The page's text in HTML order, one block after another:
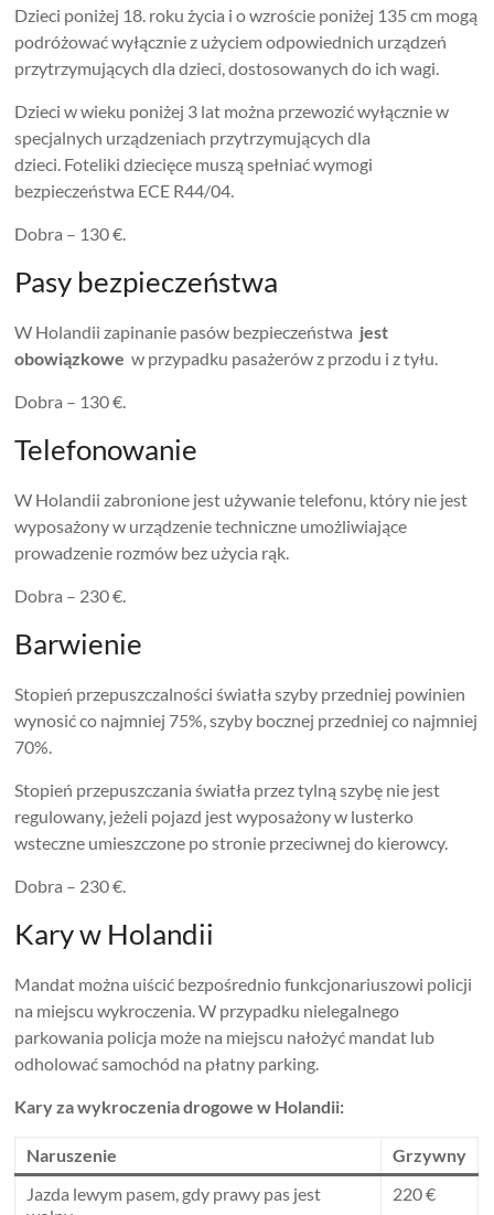
Dzieci poniżej 18. roku życia i o wzroście poniżej 135 cm mogą
podróżować wyłącznie z użyciem odpowiednich urządzeń
przytrzymujących dla dzieci, dostosowanych do ich wagi.
Dzieci w wieku poniżej 3 lat można przewozić wyłącznie w
specjalnych urządzeniach przytrzymujących dla
dzieci. Foteliki dziecięce muszą spełniać wymogi
bezpieczeństwa ECE R44/04.
Dobra – 130 €.
Pasy bezpieczeństwa
W Holandii zapinanie pasów bezpieczeństwa jest
obowiązkowe w przypadku pasażerów z przodu i z tyłu.
Dobra – 130 €.
Telefonowanie
W Holandii zabronione jest używanie telefonu, który nie jest
wyposażony w urządzenie techniczne umożliwiające
prowadzenie rozmów bez użycia rąk.
Dobra – 230 €.
Barwienie
Stopień przepuszczalności światła szyby przedniej powinien
wynosić co najmniej 75%, szyby bocznej przedniej co najmniej
70%.
Stopień przepuszczania światła przez tylną szybę nie jest
regulowany, jeżeli pojazd jest wyposażony w lusterko
wsteczne umieszczone po stronie przeciwnej do kierowcy.
Dobra – 230 €.
Kary w Holandii
Mandat można uiścić bezpośrednio funkcjonariuszowi policji
na miejscu wykroczenia. W przypadku nielegalnego
parkowania policja może na miejscu nałożyć mandat lub
odholować samochód na płatny parking.
Kary za wykroczenia drogowe w Holandii:
Naruszenie
Grzywny
Jazda lewym pasem, gdy prawy pas jest
220 €